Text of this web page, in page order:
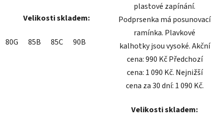
Velikosti skladem:
80G 85B 85C 90B
plastové zapínání.
Podprsenka má posunovací
ramínka. Plavkové
kalhotky jsou vysoké. Akční
cena: 990 Kč Předchozí
cena: 1 090 Kč. Nejnižší
cena za 30 dní: 1 090 Kč.
Velikosti skladem: